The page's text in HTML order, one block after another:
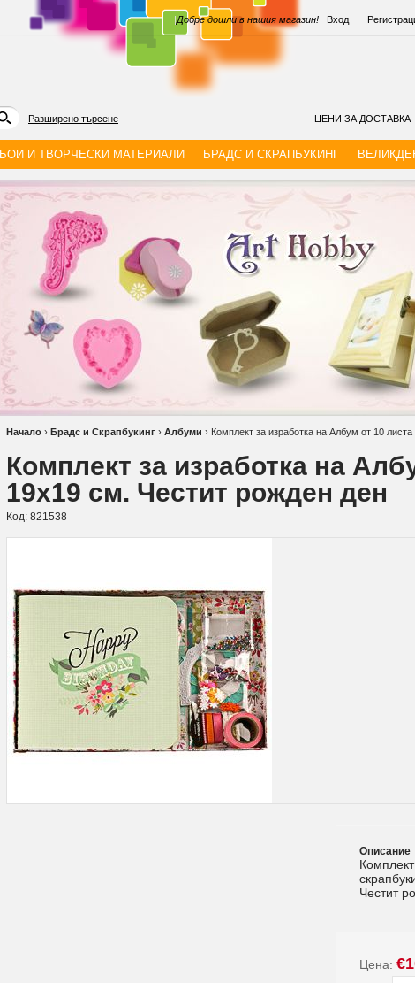
Вход
Добре дошли в нашия магазин!
|
Разширено търсене ЦЕНИ ЗА ДОСТАВКА
БОИ И ТВОРЧЕСКИ МАТЕРИАЛИ БРАДС И СКРАПБУКИНГ
Начало › Брадс и Скрапбукинг › Албуми › Комплект за изработка на Албум от 10
Комплект за изработка на
19x19 см. Честит рожден ден
Код: 821538
Описание
Честит
Цена: